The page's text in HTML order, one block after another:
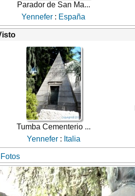
Parador de San Ma...
Yennefer : España
Tumba Cementerio ...
Yennefer: Italia